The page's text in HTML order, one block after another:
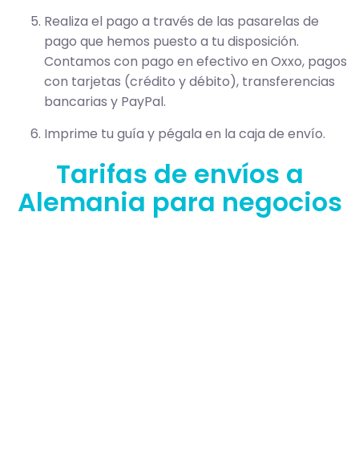
Realiza el pago a través de las pasarelas de
pago que hemos puesto a tu disposición.
Contamos con pago en efectivo en Oxxo, pagos
con tarjetas (crédito y débito), transferencias
bancarias y PayPal.
Imprime tu guía y pégala en la caja de envío.
Tarifas de envíos a
Alemania para negocios